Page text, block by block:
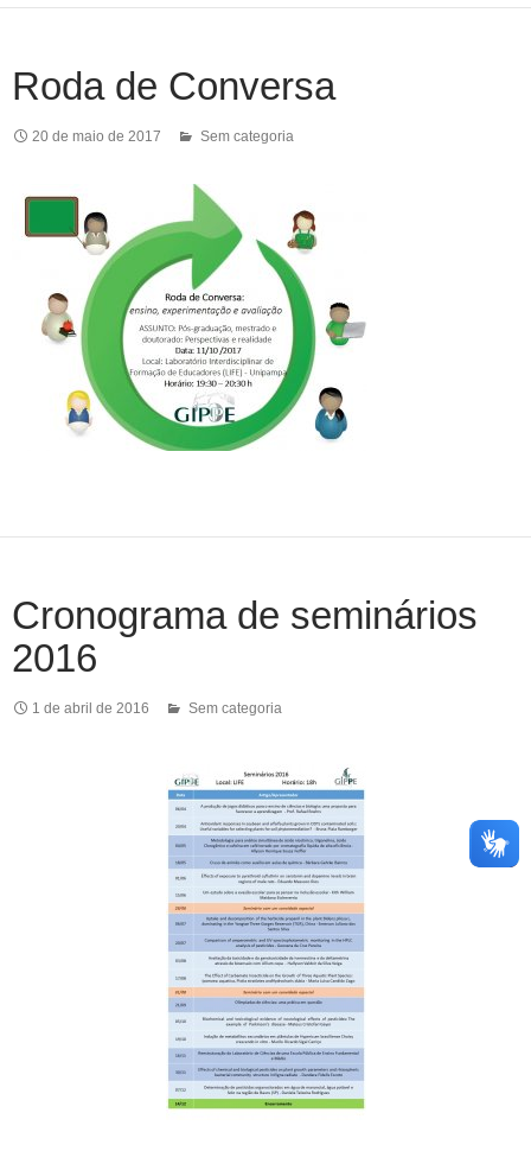
Roda de Conversa
20 de maio de 2017 Sem categoria
Cronograma de seminários
2016
1 de abril de 2016 Sem categoria